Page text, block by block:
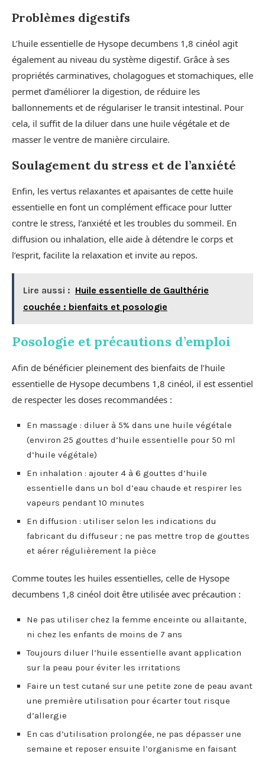
Problèmes digestifs
L’huile essentielle de Hysope decumbens 1,8 cinéol agit
également au niveau du système digestif. Grâce à ses
propriétés carminatives, cholagogues et stomachiques, elle
permet d’améliorer la digestion, de réduire les
ballonnements et de régulariser le transit intestinal. Pour
cela, il suffit de la diluer dans une huile végétale et de
masser le ventre de manière circulaire.
Soulagement du stress et de l’anxiété
Enfin, les vertus relaxantes et apaisantes de cette huile
essentielle en font un complément efficace pour lutter
contre le stress, l’anxiété et les troubles du sommeil. En
diffusion ou inhalation, elle aide à détendre le corps et
l’esprit, facilite la relaxation et invite au repos.
Lire aussi : Huile essentielle de Gaulthérie
couchée : bienfaits et posologie
Posologie et précautions d’emploi
Afin de bénéficier pleinement des bienfaits de l’huile
essentielle de Hysope decumbens 1,8 cinéol, il est essentiel
de respecter les doses recommandées :
En massage : diluer à 5% dans une huile végétale
(environ 25 gouttes d’huile essentielle pour 50 ml
d’huile végétale)
En inhalation : ajouter 4 à 6 gouttes d’huile
essentielle dans un bol d’eau chaude et respirer les
vapeurs pendant 10 minutes
En diffusion : utiliser selon les indications du
fabricant du diffuseur ; ne pas mettre trop de gouttes
et aérer régulièrement la pièce
Comme toutes les huiles essentielles, celle de Hysope
decumbens 1,8 cinéol doit être utilisée avec précaution :
Ne pas utiliser chez la femme enceinte ou allaitante,
ni chez les enfants de moins de 7 ans
Toujours diluer l’huile essentielle avant application
sur la peau pour éviter les irritations
Faire un test cutané sur une petite zone de peau avant
une première utilisation pour écarter tout risque
d’allergie
En cas d’utilisation prolongée, ne pas dépasser une
semaine et reposer ensuite l’organisme en faisant